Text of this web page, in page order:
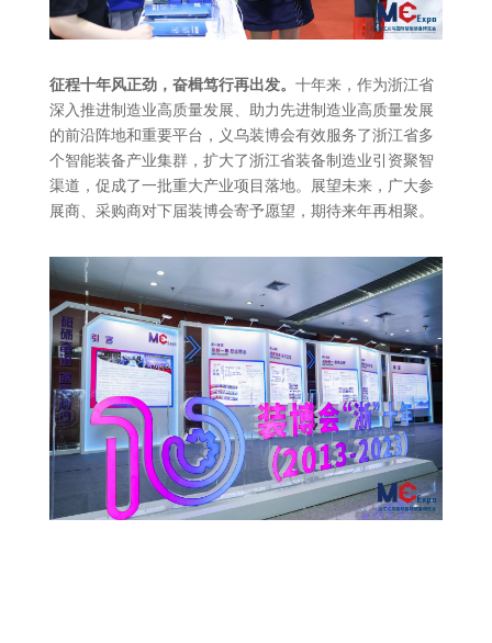
征程十年风正劲， 奋楫笃行再出发。 十年来，作为浙江省
深入推进制造业高质量发展、助力先进制造业高质量发展
的前沿阵地和重要平台，义乌装博会有效服务了浙江省多
个智能装备产业集群，扩大了浙江省装备制造业引资聚智
渠道，促成了一批重大产业项目落地。展望未来，广大参
展商、采购商对下届装博会寄予愿望，期待来年再相聚。